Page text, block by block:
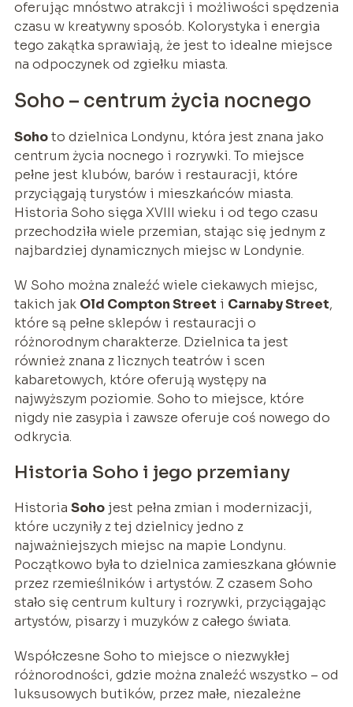
oferując mnóstwo atrakcji i możliwości spędzenia
czasu w kreatywny sposób. Kolorystyka i energia
tego zakątka sprawiają, że jest to idealne miejsce
na odpoczynek od zgiełku miasta.
Soho – centrum życia nocnego
Sohoto dzielnica Londynu, która jest znana jako
centrum życia nocnego i rozrywki. To miejsce
pełne jest klubów, barów i restauracji, które
przyciągają turystów i mieszkańców miasta.
Historia Soho sięga XVIII wieku i od tego czasu
przechodziła wiele przemian, stając się jednym z
najbardziej dynamicznych miejsc w Londynie.
W Soho można znaleźć wiele ciekawych miejsc,
takich jak Old Compton Street i Carnaby Street,
które są pełne sklepów i restauracji o
różnorodnym charakterze. Dzielnica ta jest
również znana z licznych teatrów i scen
kabaretowych, które oferują występy na
najwyższym poziomie. Soho to miejsce, które
nigdy nie zasypia i zawsze oferuje coś nowego do
odkrycia.
Historia Soho i jego przemiany
Historia Sohojest pełna zmian i modernizacji,
które uczyniły z tej dzielnicy jedno z
najważniejszych miejsc na mapie Londynu.
Początkowo była to dzielnica zamieszkana głównie
przez rzemieślników i artystów. Z czasem Soho
stało się centrum kultury i rozrywki, przyciągając
artystów, pisarzy i muzyków z całego świata.
Współczesne Soho to miejsce o niezwykłej
różnorodności, gdzie można znaleźć wszystko – od
luksusowych butików, przez małe, niezależne